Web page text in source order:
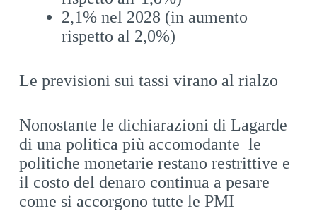
2,1% nel 2028 (in aumento
rispetto al 2,0%)
Le previsioni sui tassi virano al rialzo
Nonostante le dichiarazioni di Lagarde
di una politica più accomodante le
politiche monetarie restano restrittive e
il costo del denaro continua a pesare
come si accorgono tutte le PMI